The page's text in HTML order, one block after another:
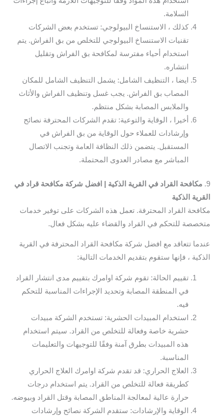
السلامة.
كذلك ، الاستنساخ البيولوجي: تستخدم بعض الشركات
تقنيات الاستنساخ البيولوجي للتخلص من بق الفراش. يتم
استخدام أحياء مفترسة لمكافحة بق الفراش وتقليل
انتشاره.
ايضا ، التنظيف الشامل: يشمل التنظيف الشامل للمكان
المصاب بق الفراش. يجب غسل وتنظيف الفراش والأثاث
والملابس المصابة بشكل منتظم.
أخيرا ، الوقاية والتوعية: تقدم الشركات المحترفة نصائح
وإرشادات للعملاء حول الوقاية من بق الفراش في
المستقبل. يتضمن ذلك النظافة العامة وتجنب الاتصال
المباشر مع مصادر العدوى المحتملة.
9. مكافحة القراد في القرية الذكية | افضل شركة مكافحة قراد في
القرية الذكية
مكافحة القراد المحترفة. تعمل هذه الشركات على توفير خدمات
متخصصة للتحكم في القراد والقضاء عليه بشكل فعال.
عندما تتعاقد مع افضل شركة مكافحة القراد المحترفة في القرية
الذكية ، فإنها ستقوم بتقديم الخدمات التالية:
تقييم الحالة: تقوم شركة اوامرك بتقييم مدى انتشار القراد
في المنطقة المصابة وتحديد الإجراءات المناسبة للتحكم
فيه.
استخدام المبيدات الحشرية: تستخدم الشركة مبيدات
حشرية خاصة وفعالة للتخلص من القراد. سيتم استخدام
هذه المبيدات بطرق آمنة وفقًا للتوجيهات والتعليمات
المناسبة.
العلاج الحراري: قد تقدم شركة اوامرك العلاج الحراري
كطريقة فعالة للتخلص من القراد. يتم استخدام درجات
حرارة عالية لمعالجة المناطق المصابة وقتل القراد وبيوضه.
الوقاية والإرشادات: ستقدم الشركة نصائح وإرشادات